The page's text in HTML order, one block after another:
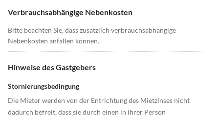
Verbrauchsabhängige Nebenkosten
Bitte beachten Sie, dass zusätzlich verbrauchsabhängige
Nebenkosten anfallen können.
Hinweise des Gastgebers
Stornierungsbedingung
Die Mieter werden von der Entrichtung des Mietzinses nicht
dadurch befreit, dass sie durch einen in ihrer Person